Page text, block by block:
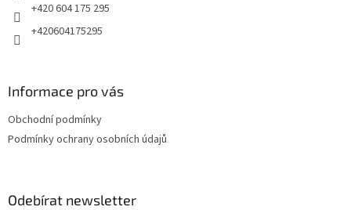
+420 604 175 295
+420604175295
Informace pro vás
Obchodní podmínky
Podmínky ochrany osobních údajů
Odebírat newsletter